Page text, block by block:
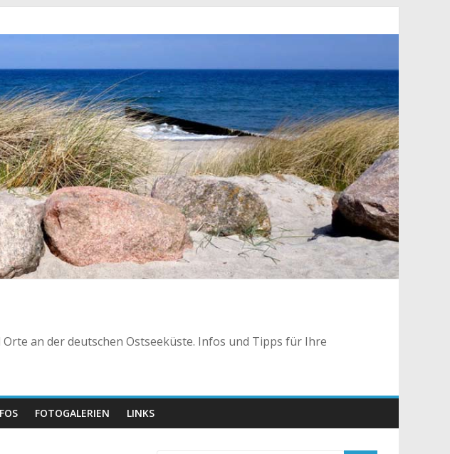
an der deutschen Ostseeküste. Infos und Tipps für Ihre
FOTOGALERIEN LINKS